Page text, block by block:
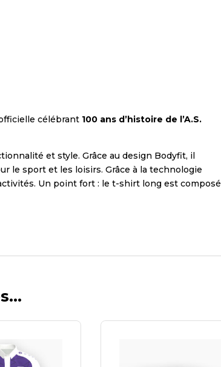
célébrant 100 ans d’histoire de l’A.S.
et style. Grâce au design Bodyfit, il
le sport et les loisirs. Grâce à la technologie
Un point fort : le t-shirt long est composé